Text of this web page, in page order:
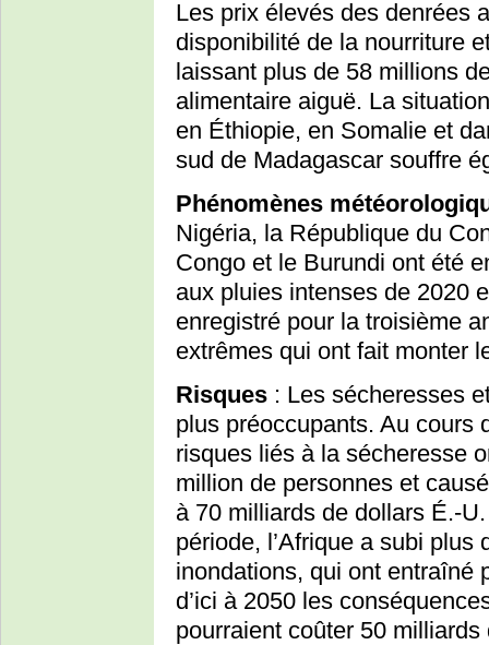
Les prix élevés des denrées
disponibilité de la nourriture
laissant plus de 58 millions
alimentaire aiguë. La
en Éthiopie, en Somalie et
sud de Madagascar souffre
Phénomènes
Nigéria, la République du
Congo et le Burundi ont été
aux pluies intenses de 2020
enregistré pour la troisième
extrêmes qui ont fait monter
Risques : Les sécheresses
plus préoccupants. Au cours
risques liés à la sécheresse
million de personnes et
à 70 milliards de dollars É.-
période, l’Afrique a subi
inondations, qui ont entraîné
d’ici à 2050 les
pourraient coûter 50